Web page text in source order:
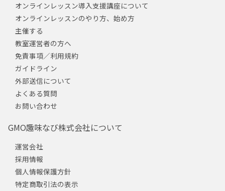
オンラインレッスン導入支援講座について
オンラインレッスンのやり方、始め方
主催する
教室運営者の方へ
免責事項／利用規約
ガイドライン
外部送信について
よくある質問
お問い合わせ
GMO趣味なび株式会社について
運営会社
採用情報
個人情報保護方針
特定商取引法の表示